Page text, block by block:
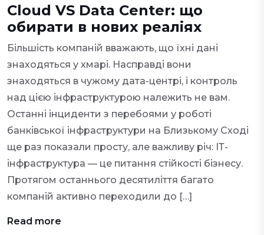
Cloud VS Data Center: що
обирати в нових реаліях
Більшість компаній вважають, що їхні дані
знаходяться у хмарі. Насправді вони
знаходяться в чужому дата-центрі, і контроль
над цією інфраструктурою належить не вам.
Останні інциденти з перебоями у роботі
банківської інфраструктури на Близькому Сході
ще раз показали просту, але важливу річ: ІТ-
інфраструктура — це питання стійкості бізнесу.
Протягом останнього десятиліття багато
компаній активно переходили до […]
Read more